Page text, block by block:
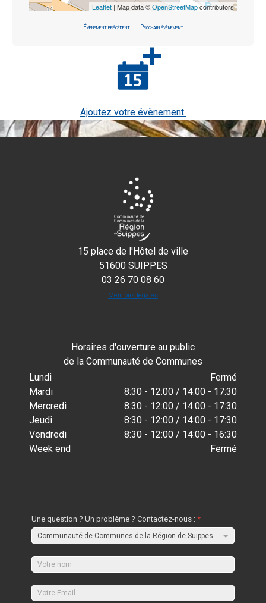
Leaflet| Map data ©OpenStreetMapcontributors
Évènement précédent Prochain évènement
Ajoutez votre évènement.
15 place de l'Hôtel de ville
51600 SUIPPES
03 26 70 08 60
Mentions légales
Horaires d'ouverture au public
de la Communauté de Communes
Lundi
Fermé
Mardi
8:30 - 12:00 / 14:00 - 17:30
Mercredi
8:30 - 12:00 / 14:00 - 17:30
Jeudi
8:30 - 12:00 / 14:00 - 17:30
Vendredi
8:30 - 12:00 / 14:00 - 16:30
Week end
Fermé
Une question ? Un problème ? Contactez-nous :*